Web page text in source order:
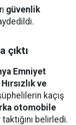
güvenlik
çıktı
Emniyet
ve
kaçış
otomobile
taktığını belirledi.